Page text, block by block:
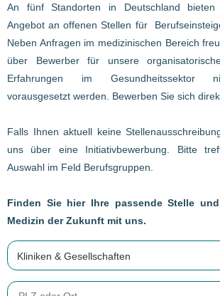
An fünf Standorten in Deutschland
Angebot an offenen Stellen für
Neben Anfragen im medizinischen Bereich
über Bewerber für unsere
Erfahrungen im Gesundheitssektor
vorausgesetzt werden. Bewerben Sie sich
Falls Ihnen aktuell keine
uns über eine Initiativbewerbung. Bitte
Auswahl im Feld Berufsgruppen.
Finden Sie hier Ihre passende Stelle
Medizin der Zukunft mit uns.
Kliniken & Gesellschaften